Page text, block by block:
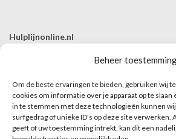
Beheer
Om de beste ervaringen te bieden, gebruiken wij
cookies om informatie over je apparaat op te slaan
in te stemmen met deze technologieën kunnen
surfgedrag of unieke ID's op deze site verwerken.
geeft of uw toestemming intrekt, kan dit een
Hulplijnonline.nl
E | info@hulplijnonline.nl
Contactformulier
Over Hulplijnonline.nl
Het team van Hulplijnonline.nl